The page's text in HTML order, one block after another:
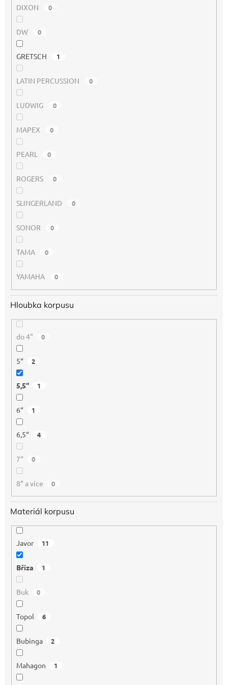
DIXON 0
DW 0
GRETSCH 1
LATIN PERCUSSION 0
LUDWIG 0
MAPEX 0
PEARL 0
ROGERS 0
SLINGERLAND 0
SONOR 0
TAMA 0
YAMAHA 0
Hloubka korpusu
do 4" 0
5“ 2
5,5“ 1
6“ 1
6,5“ 4
7“ 0
8“ a více 0
Materiál korpusu
Javor 11
Bříza 1
Buk 0
Topol 6
Bubinga 2
Mahagon 1